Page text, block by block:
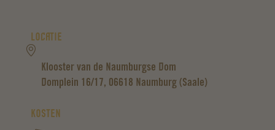
LOCATIE
Klooster van de Naumburgse Dom
Domplein 16/17, 06618 Naumburg (Saale)
KOSTEN